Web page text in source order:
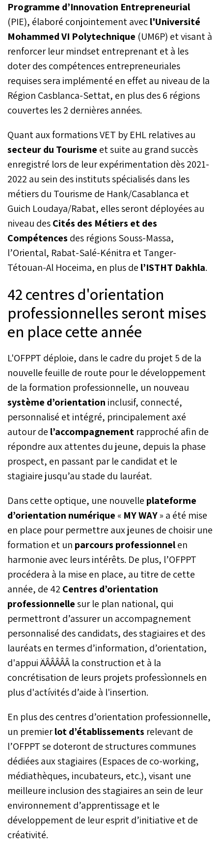
Programme d’Innovation Entrepreneurial
(PIE), élaboré conjointement avecl'Université
Mohammed VI Polytechnique (UM6P) et visant à
renforcer leur mindset entreprenant et à les
doter des compétences entrepreneuriales
requises sera implémenté en effet au niveau de la
Région Casblanca-Settat, en plus des 6 régions
couvertes les 2 dernières années.
Quant aux formations VET by EHL relatives au
secteur du Tourisme et suite au grand succès
enregistré lors de leur expérimentation dès 2021-
2022 au sein des instituts spécialisés dans les
métiers du Tourisme de Hank/Casablanca et
Guich Loudaya/Rabat, elles seront déployées au
niveau desCités des Métiers et des
Compétences des régions Souss-Massa,
l’Oriental, Rabat-Salé-Kénitra et Tanger-
Tétouan-Al Hoceima, en plus de l’ISTHT Dakhla.
42 centres d'orientation
professionnelles seront mises
en place cette année
L'OFPPT déploie, dans le cadre du projet 5 de la
nouvelle feuille de route pour le développement
de la formation professionnelle, un nouveau
système d’orientation inclusif, connecté,
personnalisé et intégré, principalement axé
autour de l’accompagnement rapproché afin de
répondre aux attentes du jeune, depuis la phase
prospect, en passant par le candidat et le
stagiaire jusqu’au stade du lauréat.
Dans cette optique, une nouvelle plateforme
d’orientation numérique « MY WAY» a été mise
en place pour permettre aux jeunes de choisir une
formation et un parcours professionnelen
harmonie avec leurs intérêts. De plus, l’OFPPT
procédera à la mise en place, au titre de cette
année, de 42 Centres d’orientation
professionnellesur le plan national, qui
permettront d’assurer un accompagnement
personnalisé des candidats, des stagiaires et des
lauréats en termes d’information, d’orientation,
d'appui ÄÂÂÂÂÂ la construction et à la
concrétisation de leurs projets professìonnels en
plus d'actívités d’aide à l'insertion.
En plus des centres d’orientation professionnelle,
un premierlot d’établissements relevant de
l’OFPPT se doteront de structures communes
dédiées aux stagiaires (Espaces de co-working,
médiathèques, incubateurs, etc.), visant une
meilleure inclusion des stagiaires an sein de leur
environnement d’apprentissage et le
développement de leur esprit d’initiative et de
créativité.